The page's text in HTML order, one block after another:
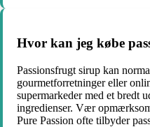
Hvor kan jeg købe
Passionsfrugt sirup kan
gourmetforretninger eller
supermarkeder med et bredt
ingredienser. Vær
Pure Passion ofte tilbyder